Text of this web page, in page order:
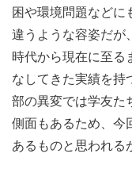
困や環境問題などに
違うような容姿だが
時代から現在に至る
なしてきた実績を持
部の異変では学友た
側面もあるため、今
あるものと思われる